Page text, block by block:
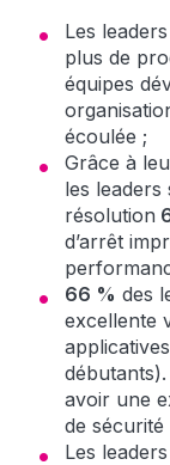
Les
plus de
équipes
écoulée ;
Grâce à
les leaders
résolution
d’arrêt
66 % des
excellente
avoir une
de
Les